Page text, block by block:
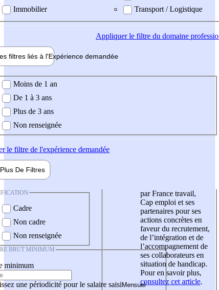
Immobilier
Transport / Logistique
Appliquerle filtre du domaine
filtres liés à l'Expérience demandée
demandée
Moins de 1 an
De 1 à 3 ans
Plus de 3 ans
Non renseignée
le filtre de l'expérience demandée
Plus De Filtres
Cadre
Non cadre
Non renseignée
BRUT MINIMUM
minimum
une périodicité pour le salaire saisi
par France travail,
Cap emploi et ses
partenaires pour ses
actions concrètes en
faveur du recrutement,
de l’intégration et de
l’accompagnement de
ses collaborateurs en
situation de handicap.
Pour en savoir plus,
consultez cet article.